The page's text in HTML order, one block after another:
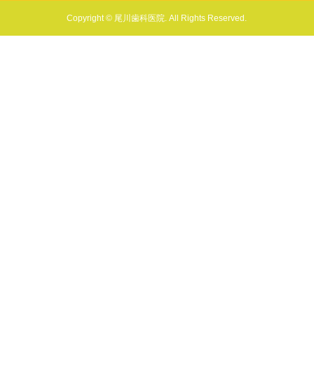
Copyright © 尾川歯科医院. All Rights Reserved.